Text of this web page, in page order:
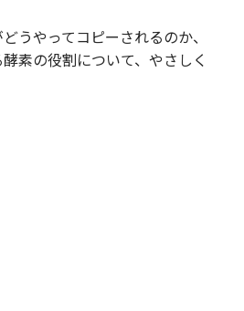
うやってコピーされるのか、
素の役割について、やさしく